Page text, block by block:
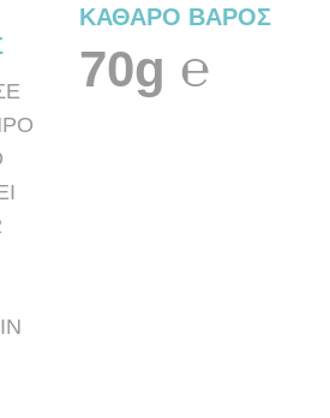
ΚΑΘΑΡΟ ΒΑΡΟΣ
70g ℮